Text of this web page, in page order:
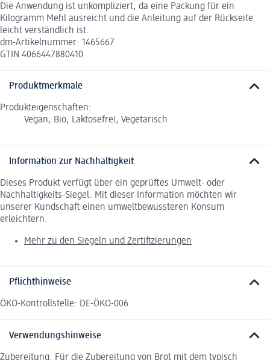
Die Anwendung ist unkompliziert, da eine Packung für ein
Kilogramm Mehl ausreicht und die Anleitung auf der Rückseite
leicht verständlich ist.
dm-Artikelnummer: 1465667
GTIN 4066447880410
Produktmerkmale
Produkteigenschaften:
Vegan, Bio, Laktosefrei, Vegetarisch
Information zur Nachhaltigkeit
Dieses Produkt verfügt über ein geprüftes Umwelt- oder
Nachhaltigkeits-Siegel. Mit dieser Information möchten wir
unserer Kundschaft einen umweltbewussteren Konsum
erleichtern.
Mehr zu den Siegeln und Zertifizierungen
Pflichthinweise
ÖKO-Kontrollstelle: DE-ÖKO-006
Verwendungshinweise
Zubereitung: Für die Zubereitung von Brot mit dem typisch